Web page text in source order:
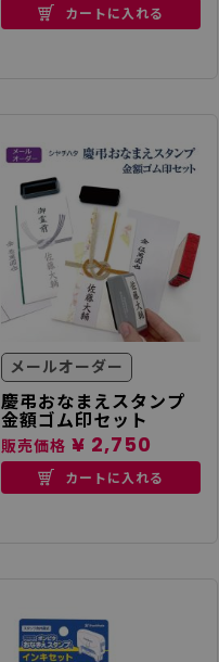
カートに入れる
メールオーダー
慶弔おなまえスタンプ
金額ゴム印セット
販売価格 ¥ 2,750
カートに入れる